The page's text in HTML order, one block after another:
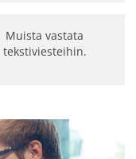
Muista vastata
tekstiviesteihin.